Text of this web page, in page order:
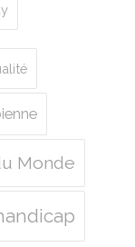
Monde